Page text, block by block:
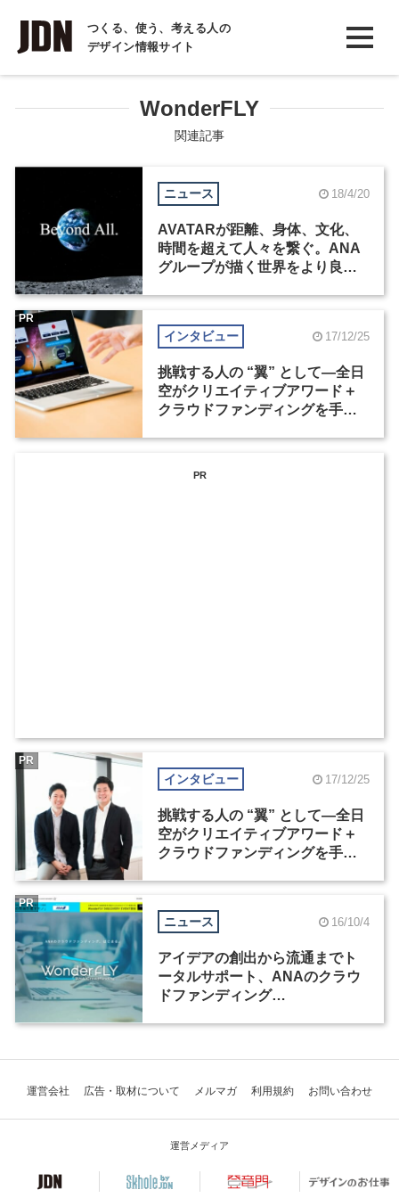
つくる、使う、考える人の
デザイン情報サイト
INTERVIEW
インタビュー
COLUMN
WonderFLY
関連記事
ニュース 18/4/20
AVATARが距離、身体、文化、
時間を超えて人々を繋ぐ。ANA
グループが描く世界をより良く
インタビュー 17/12/25
挑戦する人の “翼” として―全日
空がクリエイティブアワード＋
クラウドファンディングを手が
PR
PR
インタビュー 17/12/25
挑戦する人の “翼” として―全日
空がクリエイティブアワード＋
クラウドファンディングを手が
PR
ニュース 16/10/4
アイデアの創出から流通までト
ータルサポート、ANAのクラウ
ドファンディング
PR
運営会社 広告・取材について メルマガ 利用規約 お問い合わせ
運営メディア